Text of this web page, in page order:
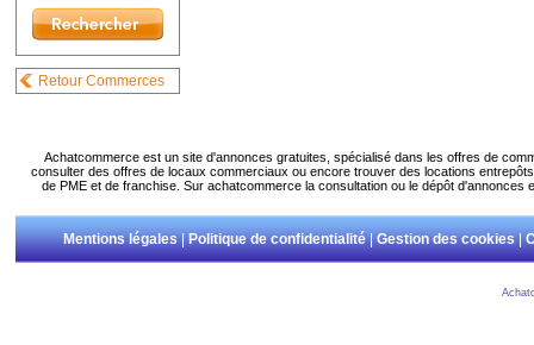
Retour Commerces
Achatcommerce est un site d'annonces gratuites, spécialisé dans les offres de
consulter des offres de locaux commerciaux ou encore trouver des locations
de PME et de franchise. Sur achatcommerce la consultation ou le dépôt
Mentions légales|Politique de confidentialité|Gestion des cookies|